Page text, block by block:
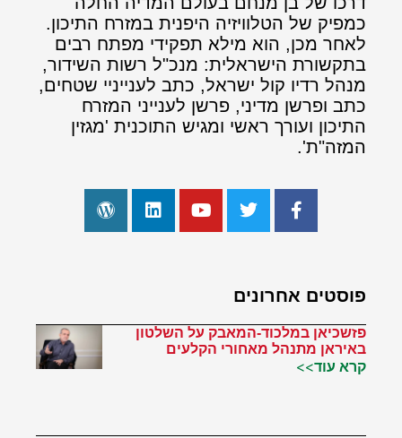
כמפיק של הטלוויזיה היפנית במזרח התיכון.
לאחר מכן, הוא מילא תפקידי מפתח רבים
בתקשורת הישראלית: מנכ"ל רשות השידור,
מנהל רדיו קול ישראל, כתב לענייניי שטחים,
כתב ופרשן מדיני, פרשן לענייני המזרח
התיכון ועורך ראשי ומגיש התוכנית 'מגזין
המזה"ת'.
פוסטים אחרונים
פזשכיאן במלכוד-המאבק על השלטון
באיראן מתנהל מאחורי הקלעים
קרא עוד>>